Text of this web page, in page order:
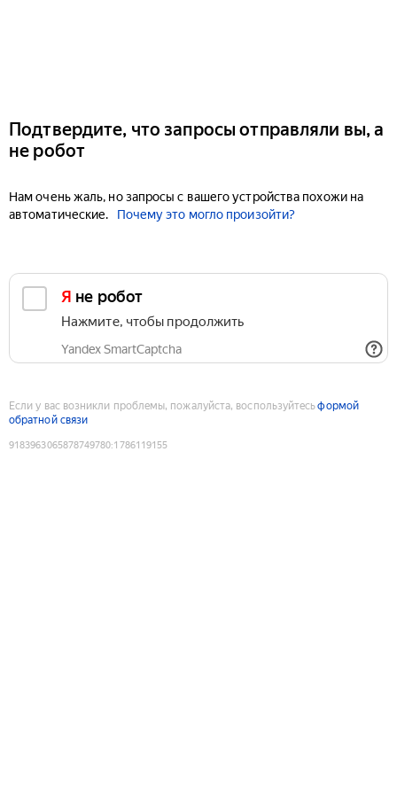
Подтвердите, что запросы отправляли вы, а
не робот
Нам очень жаль, но запросы с вашего устройства похожи на
автоматические.
Почему это могло произойти?
Я не робот
Нажмите, чтобы продолжить
Yandex SmartCaptcha
Если у вас возникли проблемы, пожалуйста, воспользуйтесьформой
обратной связи
9183963065878749780:1786119155